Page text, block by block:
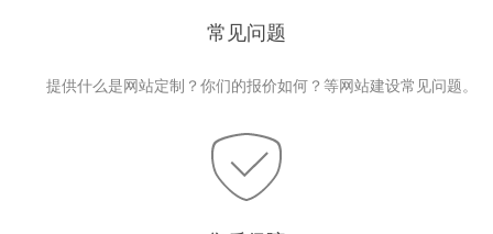
常见问题
提供什么是网站定制？你们的报价如何？等网站建设常见问题。